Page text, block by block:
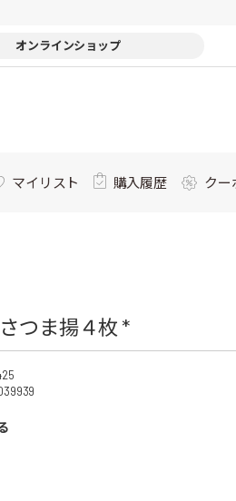
オンラインショップ
マイリスト 購入履歴 クー
つま揚４枚 *